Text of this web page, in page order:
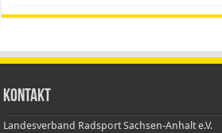
Kontakt
Landesverband Radsport Sachsen-Anhalt e.V.